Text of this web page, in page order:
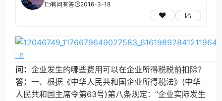
有问有答 2016-3-18
问： 企业发生的哪些费用可以在企业所得税税前扣除？
答： 一、根据《中华人民共和国企业所得税法》(中华
人民共和国主席令第63号)第八条规定：“企业实际发生